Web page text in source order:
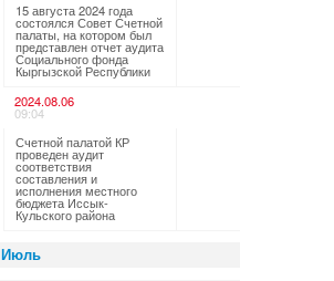
15 августа 2024 года
состоялся Совет Счетной
палаты, на котором был
представлен отчет аудита
Социального фонда
Кыргызской Республики
2024.08.06
09:04
Счетной палатой КР
проведен аудит
соответствия
составления и
исполнения местного
бюджета Иссык-
Кульского района
Июль